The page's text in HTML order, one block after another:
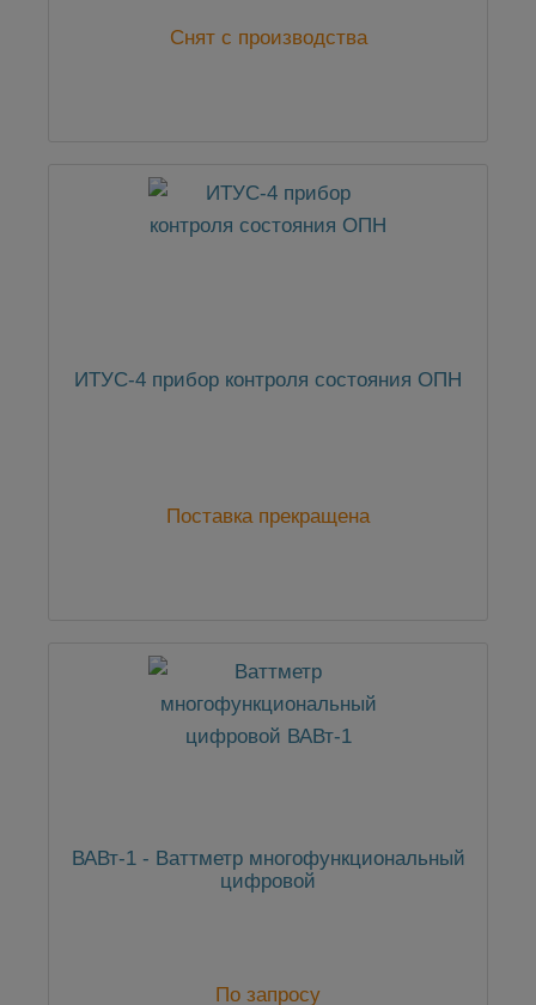
Снят с производства
ИТУС-4 прибор контроля состояния ОПН
Поставка прекращена
ВАВт-1 - Ваттметр многофункциональный
цифровой
По запросу